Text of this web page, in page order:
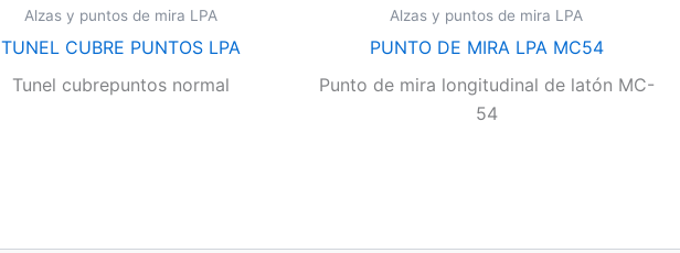
Alzas y puntos de mira LPA
TUNEL CUBRE PUNTOS LPA
Tunel cubrepuntos normal
Alzas y puntos de mira LPA
PUNTO DE MIRA LPA MC54
Punto de mira longitudinal de latón MC-
54